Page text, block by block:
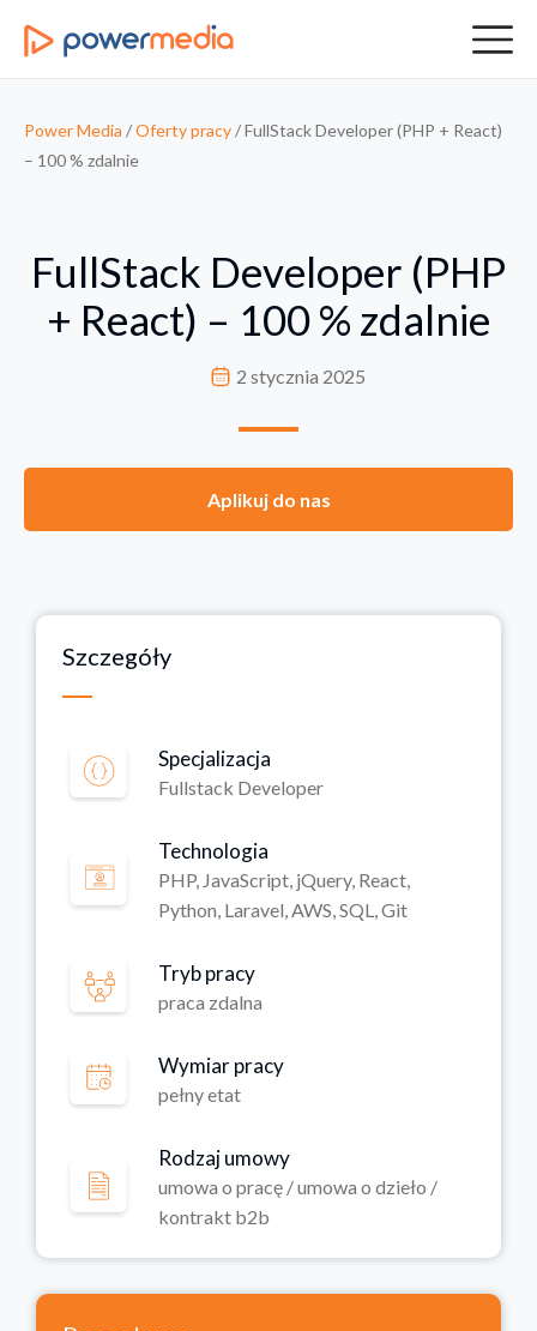
Power Media /Oferty pracy/FullStack Developer (PHP + React)
– 100 % zdalnie
FullStack Developer (PHP
+ React) – 100 % zdalnie
2 stycznia 2025
Aplikuj do nas
Szczegóły
Specjalizacja
Fullstack Developer
Technologia
PHP, JavaScript, jQuery, React,
Python, Laravel, AWS, SQL, Git
Tryb pracy
praca zdalna
Wymiar pracy
pełny etat
Rodzaj umowy
umowa o pracę / umowa o dzieło /
kontrakt b2b